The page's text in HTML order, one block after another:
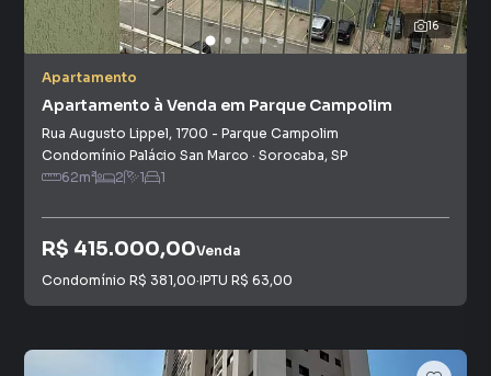
16
Apartamento
Apartamento à Venda em Parque Campolim
Rua Augusto Lippel, 1700 - Parque Campolim
Condomínio Palácio San Marco · Sorocaba, SP
62m² 2 1 1
R$ 415.000,00Venda
Condomínio R$ 381,00·IPTU R$ 63,00